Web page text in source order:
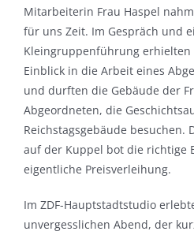
Mitarbeiterin Frau Haspel
für uns Zeit. Im Gespräch und
Kleingruppenführung
Einblick in die Arbeit eines
und durften die Gebäude der
Abgeordneten, die
Reichstagsgebäude besuchen.
auf der Kuppel bot die richtige
eigentliche Preisverleihung.
Im ZDF-Hauptstadtstudio
unvergesslichen Abend, der